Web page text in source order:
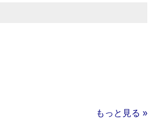
もっと見る »